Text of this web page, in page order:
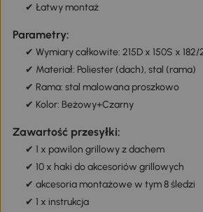
✔ Łatwy montaż
Parametry:
✔ Wymiary całkowite: 215D x 150S x
✔ Materiał: Poliester (dach), stal (rama)
✔ Rama: stal malowana proszkowo
✔ Kolor: Beżowy+Czarny
Zawartość przesyłki:
✔ 1 x pawilon grillowy z dachem
✔ 10 x haki do akcesoriów grillowych
✔ akcesoria montażowe w tym 8 śledzi
✔ 1 x instrukcja